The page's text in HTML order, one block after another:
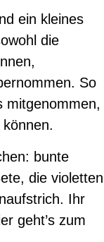
ein kleines
die
So
mitgenommen,
bunte
die violetten
Ihr
geht’s zum